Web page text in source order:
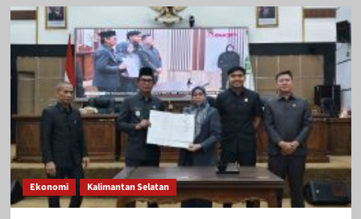
Ekonomi Kalimantan Selatan